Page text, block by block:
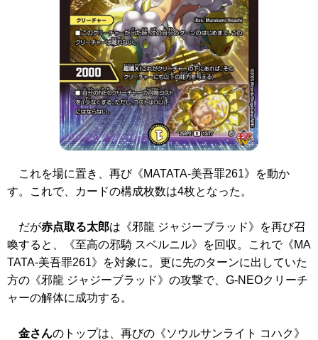
これを場に置き、再び《MATATA-美吾罪261》
を動か
す。これで、カードの構成枚数は4枚となった。
だが赤点取る太郎は 《邪龍 ジャジーブラッド》
を再び召
喚すると、
《至高の邪騎 スベルニル》 を回収。これで《MA
TATA-美吾罪261》
を対象に。更に先のターンに出していた
方の 《邪龍 ジャジーブラッド》 の攻撃で、G-NEOクリーチ
ャーの解体に成功する。
金さんのトップは、再びの 《ソウルサンライト コハク》